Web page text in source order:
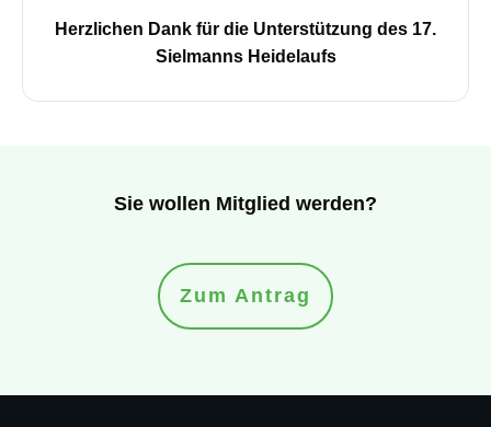
Herzlichen Dank für die Unterstützung des 17.
Sielmanns Heidelaufs
Sie wollen Mitglied werden?
Zum Antrag